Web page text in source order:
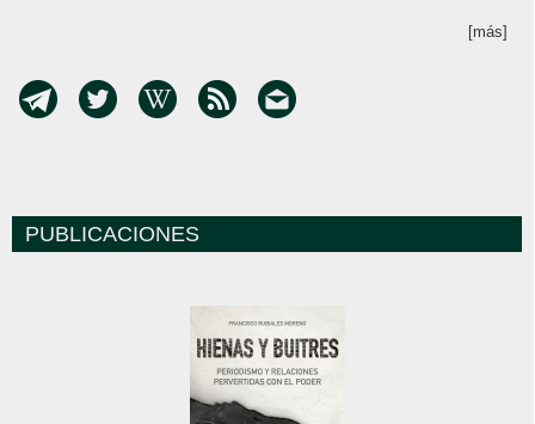
[más]
PUBLICACIONES